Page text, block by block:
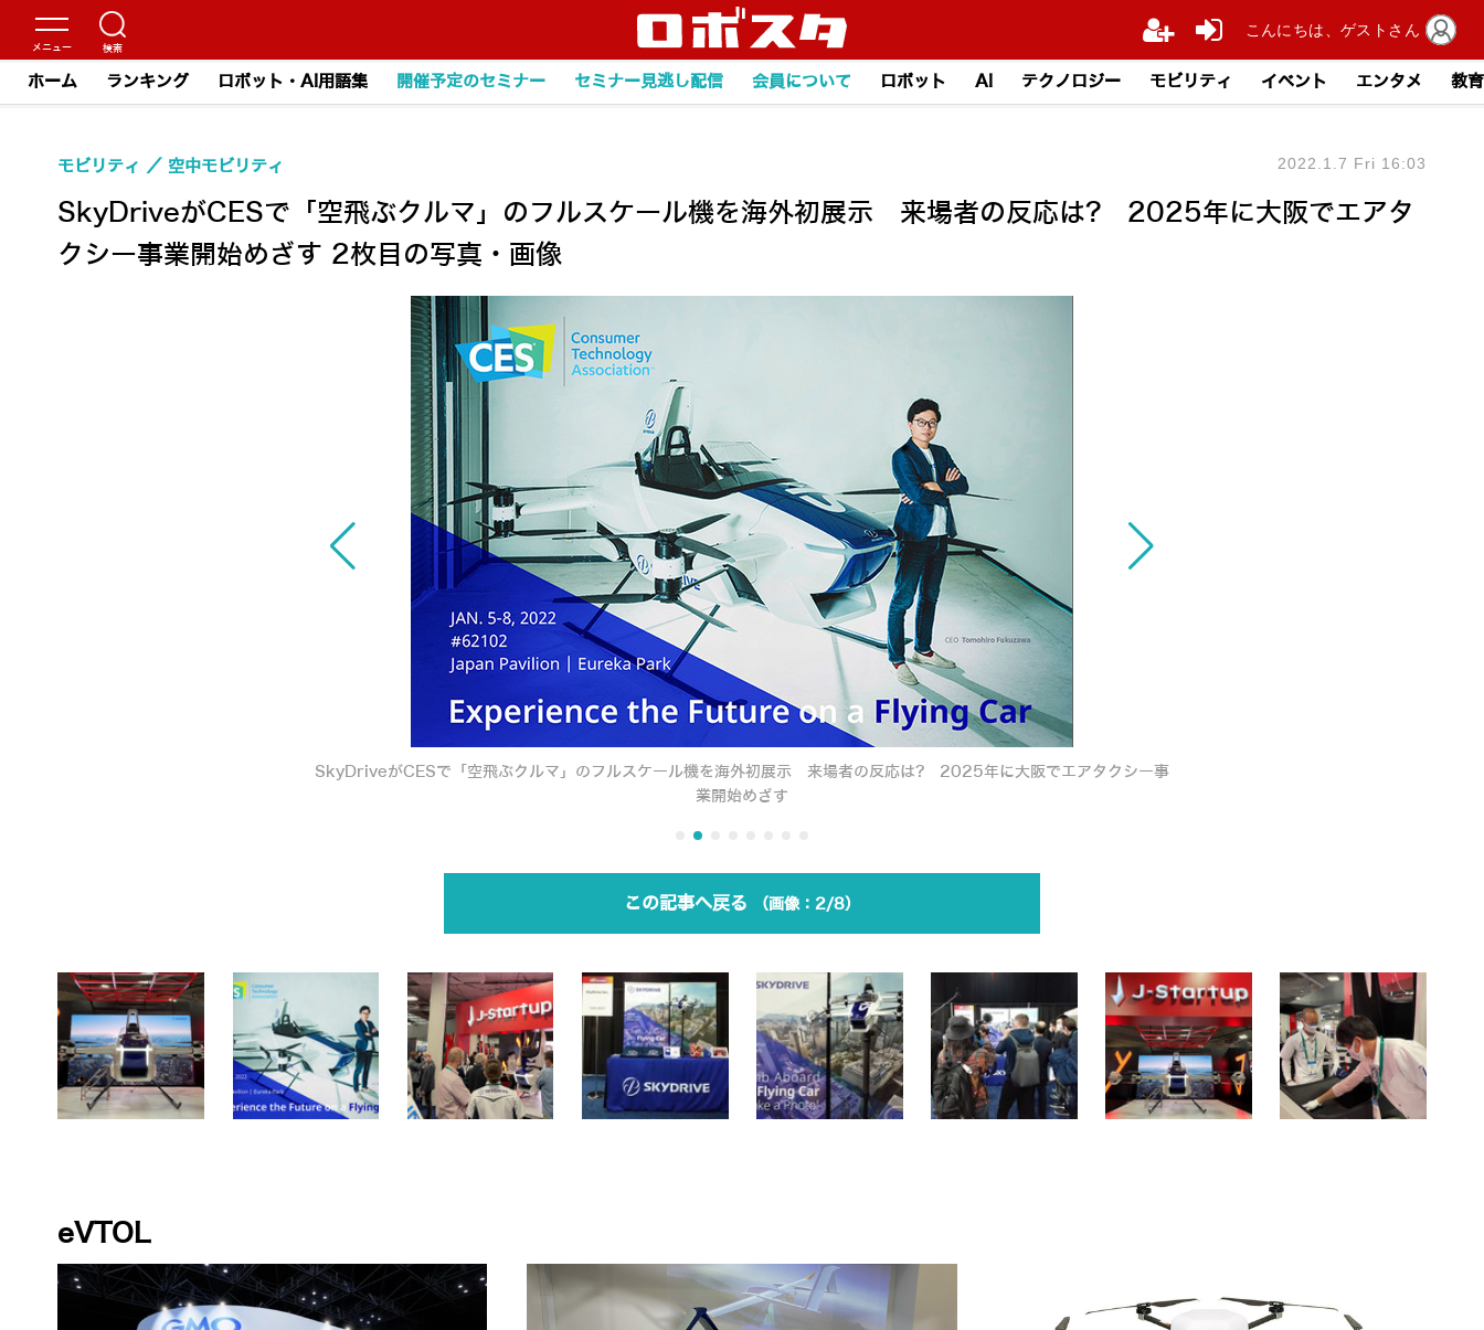
ホーム ランキング ロボット・AI用語集 開催予定のセミナー セミナー見逃し配信 会員について ロボット AI テクノロジー モビリティ イベント エンタメ 教育
SkyDriveがCESで「空飛ぶクルマ」のフルスケール機を海外初展示 来場者の反応は? 2025年に大阪でエアタ
クシー事業開始めざす 2枚目の写真・画像
モビリティ 空中モビリティ 2022.1.7 Fri 16:03
SkyDriveがCESで「空飛ぶクルマ」のフルスケール機を海外初展示 来場者の反応は? 2025年に大阪でエアタクシー事
業開始めざす
この記事へ戻る 2/8
eVTOL
こんにちは、ゲストさん